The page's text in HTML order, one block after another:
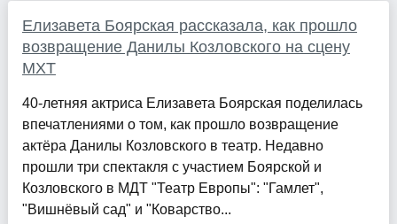
Елизавета Боярская рассказала, как прошло
возвращение Данилы Козловского на сцену
МХТ
40-летняя актриса Елизавета Боярская поделилась
впечатлениями о том, как прошло возвращение
актёра Данилы Козловского в театр. Недавно
прошли три спектакля с участием Боярской и
Козловского в МДТ "Театр Европы": "Гамлет",
"Вишнёвый сад" и "Коварство...